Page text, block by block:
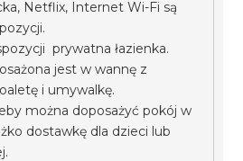
Netflix, Internet Wi-Fi są
prywatna łazienka.
jest w wannę z
i umywalkę.
można doposażyć pokój w
dostawkę dla dzieci lub